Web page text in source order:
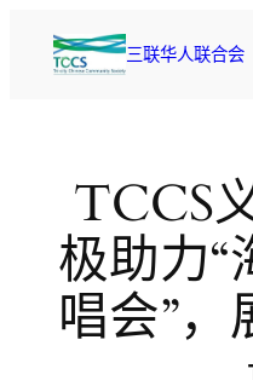
三联华人联合会
TCCS
极助力“
唱会”，